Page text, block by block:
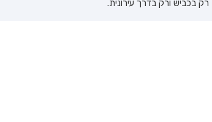
רק בכביש ורק בדרך עירונית.